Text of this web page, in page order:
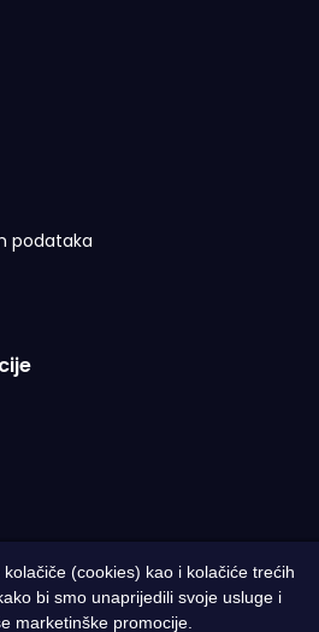
podataka
Sva prava pridržana | Designed by
(cookies) kao i kolačiće trećih
bi smo unaprijedili svoje usluge i
marketinške promocije.